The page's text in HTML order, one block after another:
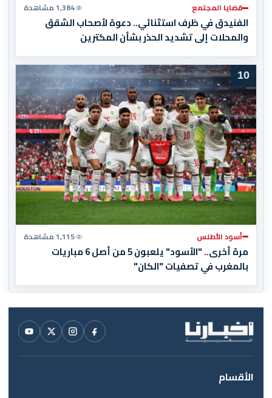
قضايا المجتمع 1,384 مشاهدة
الفنيدق في ظرف استثنائي.. دعوة لأصحاب الشقق
والمحلات إلى تشديد الحذر بشأن المكترين
10
أسود الأطلس 1,115 مشاهدة
مرة أخرى.. "الأسود" يلعبون 5 من أصل 6 مباريات
بالمغرب في تصفيات "الكان"
الأقسام